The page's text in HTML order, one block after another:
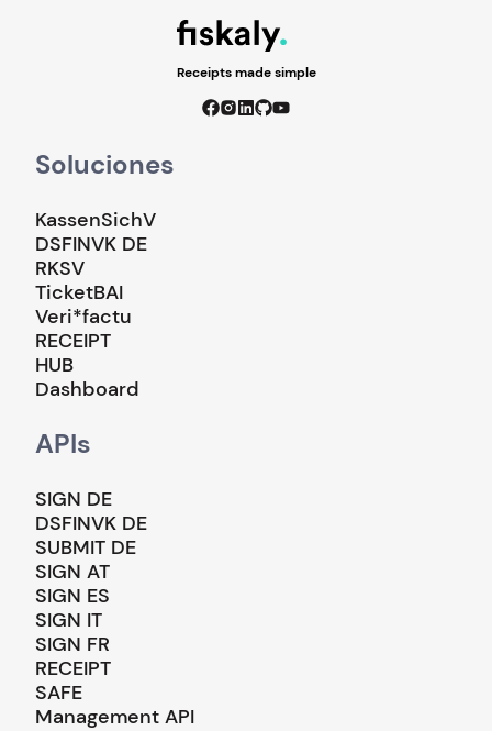
Receipts made simple
Soluciones
KassenSichV
DSFINVK DE
RKSV
TicketBAI
Veri*factu
RECEIPT
HUB
Dashboard
APIs
SIGN DE
DSFINVK DE
SUBMIT DE
SIGN AT
SIGN ES
SIGN IT
SIGN FR
RECEIPT
SAFE
Management API